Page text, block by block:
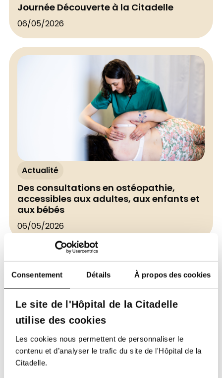
Consentement Détails À propos des cookies
Le site de l'Hôpital de la Citadelle
utilise des cookies
Les cookies nous permettent de personnaliser le
contenu et d’analyser le trafic du site de l'Hôpital de la
Citadelle.
Journée Découverte à la Citadelle
06/05/2026
Actualité
Des consultations en ostéopathie,
accessibles aux adultes, aux enfants et
aux bébés
06/05/2026